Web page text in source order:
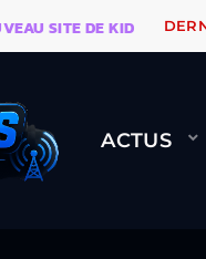
SITE DE KIDSUNE
ACTUS